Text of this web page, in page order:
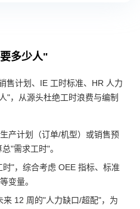
多少人"
售计划、IE 工时标准、HR 人力
"，从源头杜绝工时浪费与编制
产计划（订单/机型）或销售预
"需求工时"。
"，综合考虑 OEE 指标、标准
变量。
12 周的"人力缺口/超配"，为